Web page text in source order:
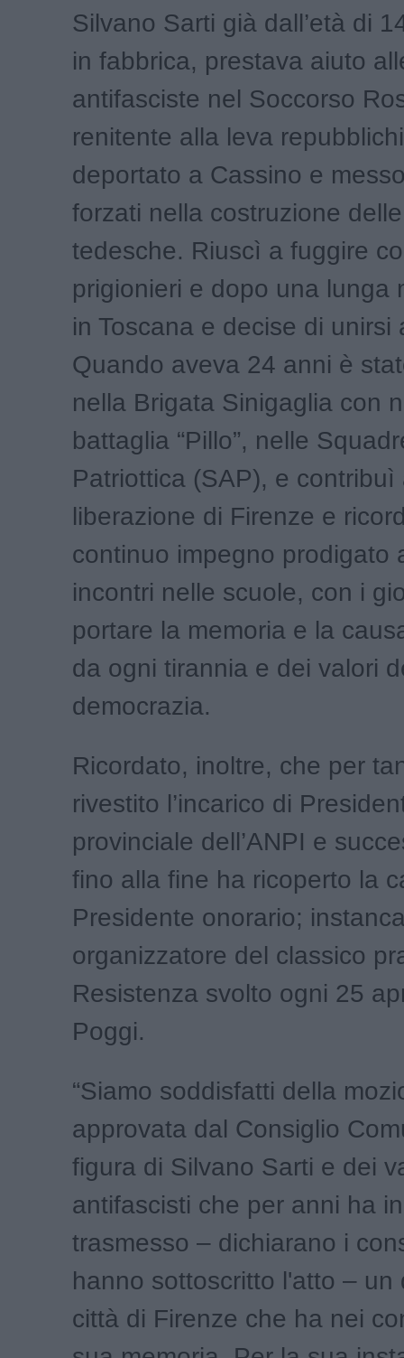
Silvano Sarti già dall’età di
in fabbrica, prestava aiuto
antifasciste nel Soccorso
renitente alla leva
deportato a Cassino e
forzati nella costruzione
tedesche. Riuscì a fuggire
prigionieri e dopo una lunga
in Toscana e decise di unirsi
Quando aveva 24 anni è
nella Brigata Sinigaglia con
battaglia “Pillo”, nelle
Patriottica (SAP), e contribuì
liberazione di Firenze e
continuo impegno prodigato
incontri nelle scuole, con i
portare la memoria e la
da ogni tirannia e dei valori
democrazia.
Ricordato, inoltre, che per
rivestito l’incarico di
provinciale dell’ANPI e
fino alla fine ha ricoperto la
Presidente onorario;
organizzatore del classico
Resistenza svolto ogni 25
Poggi.
“Siamo soddisfatti della
approvata dal Consiglio
figura di Silvano Sarti e dei
antifascisti che per anni ha
trasmesso – dichiarano i
hanno sottoscritto l'atto – un
città di Firenze che ha nei